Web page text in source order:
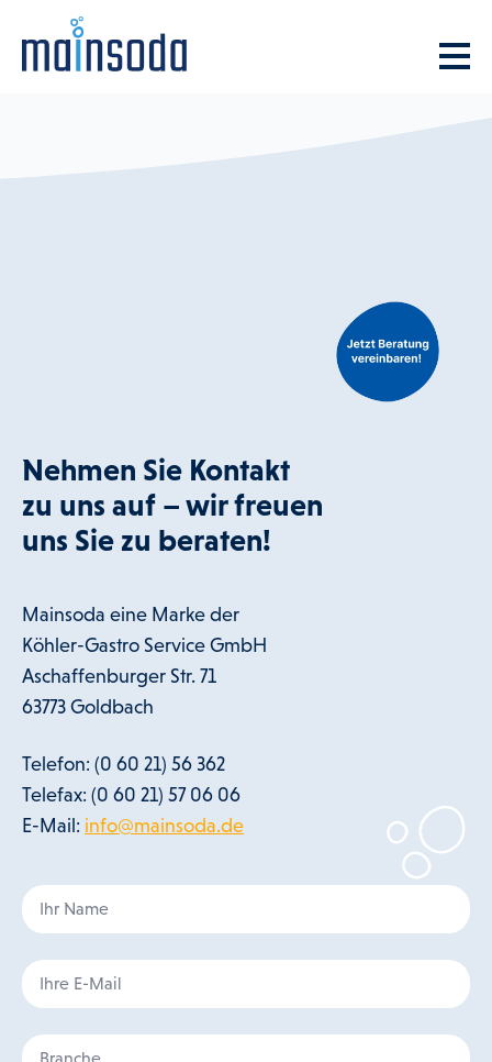
Nehmen Sie Kontakt
zu uns auf – wir freuen
uns Sie zu beraten!
Mainsoda eine Marke der
Köhler-Gastro Service GmbH
Aschaffenburger Str. 71
63773 Goldbach
Telefon: (0 60 21) 56 362
Telefax: (0 60 21) 57 06 06
E-Mail: info@mainsoda.de